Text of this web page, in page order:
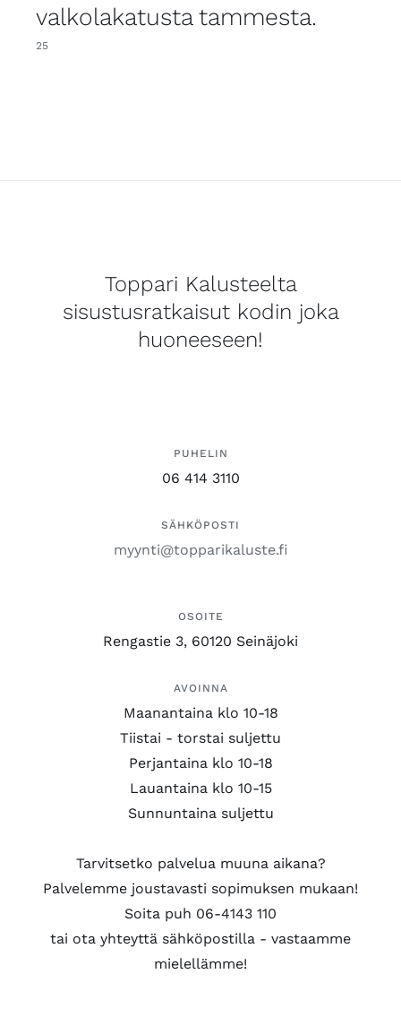
valkolakatusta tammesta.
25
Toppari Kalusteelta
sisustusratkaisut kodin joka
huoneeseen!
PUHELIN
06 414 3110
SÄHKÖPOSTI
myynti@topparikaluste.fi
OSOITE
Rengastie 3, 60120 Seinäjoki
AVOINNA
Maanantaina klo 10-18
Tiistai - torstai suljettu
Perjantaina klo 10-18
Lauantaina klo 10-15
Sunnuntaina suljettu
Tarvitsetko palvelua muuna aikana?
Palvelemme joustavasti sopimuksen mukaan!
Soita puh 06-4143 110
tai ota yhteyttä sähköpostilla - vastaamme
mielellämme!